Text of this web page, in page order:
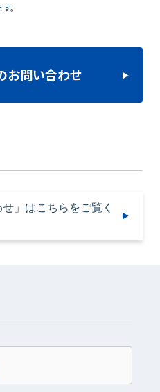
。
お問い合わせ
」はこちらをご覧く